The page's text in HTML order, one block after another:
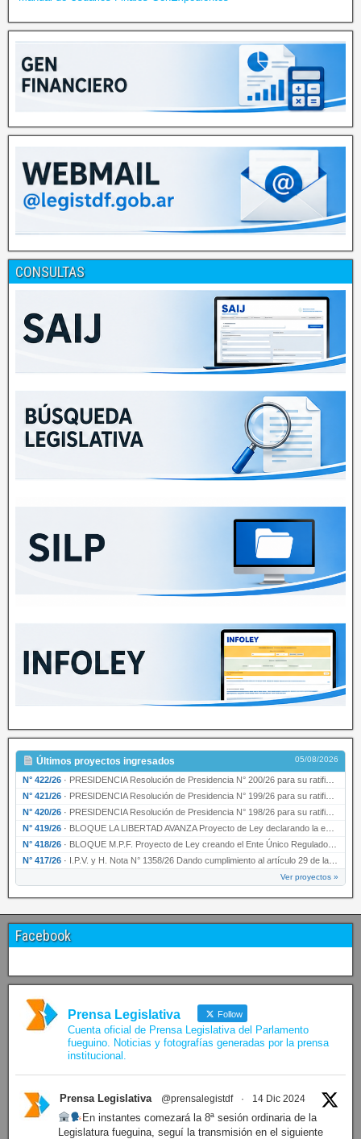
CONSULTAS
Últimos proyectos ingresados 05/08/2026
N° 422/26 · PRESIDENCIA Resolución de Presidencia N° 200/26 para su ratificación.
N° 421/26 · PRESIDENCIA Resolución de Presidencia N° 199/26 para su ratificación.
N° 420/26 · PRESIDENCIA Resolución de Presidencia N° 198/26 para su ratificación.
N° 419/26 · BLOQUE LA LIBERTAD AVANZA Proyecto de Ley declarando la esencialidad del servicio educativ…
N° 418/26 · BLOQUE M.P.F. Proyecto de Ley creando el Ente Único Regulador de servicios públicos de la …
N° 417/26 · I.P.V. y H. Nota N° 1358/26 Dando cumplimiento al artículo 29 de la Ley provincial N° 1399…
Ver proyectos »
Facebook
Prensa Legislativa Follow
Cuenta oficial de Prensa Legislativa del Parlamento
fueguino. Noticias y fotografías generadas por la prensa
institucional.
Prensa Legislativa @prensalegistdf · 14 Dic 2024
En instantes comezará la 8ª sesión ordinaria de la
Legislatura fueguina, seguí la transmisión en el siguiente